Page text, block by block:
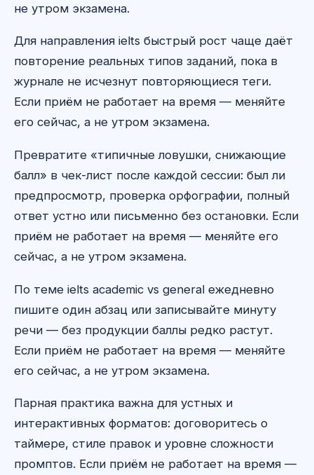
не утром экзамена.
Для направления ielts быстрый рост чаще даёт
повторение реальных типов заданий, пока в
журнале не исчезнут повторяющиеся теги.
Если приём не работает на время — меняйте
его сейчас, а не утром экзамена.
Превратите «типичные ловушки, снижающие
балл» в чек-лист после каждой сессии: был ли
предпросмотр, проверка орфографии, полный
ответ устно или письменно без остановки. Если
приём не работает на время — меняйте его
сейчас, а не утром экзамена.
По теме ielts academic vs general ежедневно
пишите один абзац или записывайте минуту
речи — без продукции баллы редко растут.
Если приём не работает на время — меняйте
его сейчас, а не утром экзамена.
Парная практика важна для устных и
интерактивных форматов: договоритесь о
таймере, стиле правок и уровне сложности
промптов. Если приём не работает на время —